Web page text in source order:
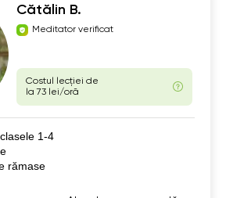
Cătălin B.
Meditator verificat
Costul lecției de
la 73 lei/oră
1-4
rămase